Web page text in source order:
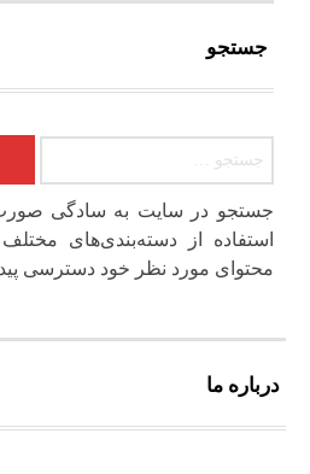
جستجو
جستجو در سایت به سادگی صورت
استفاده از دسته‌بندی‌های
محتوای مورد نظر خود دسترسی
درباره ما